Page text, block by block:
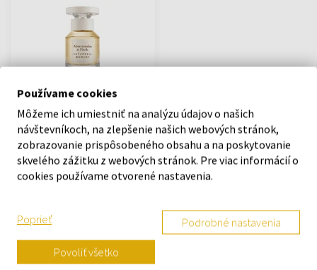
Abercrombie&Fitch
Authentic Moment Woman
Parfémovaná voda
30ml - Parfumované vody -
Ženy
Odošleme do 14.08.
15,23 €
Používame cookies
Môžeme ich umiestniť na analýzu údajov o našich
návštevníkoch, na zlepšenie našich webových stránok,
zobrazovanie prispôsobeného obsahu a na poskytovanie
skvelého zážitku z webových stránok. Pre viac informácií o
cookies používame otvorené nastavenia.
Poprieť Podrobné nastavenia
Povoliť všetko